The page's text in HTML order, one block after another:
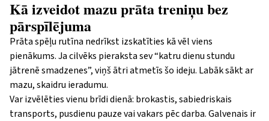
Kā izveidot mazu prāta treniņu bez
pārspīlējuma
Prāta spēļu rutīna nedrīkst izskatīties kā vēl viens
pienākums. Ja cilvēks pieraksta sev “katru dienu stundu
jātrenē smadzenes”, viņš ātri atmetīs šo ideju. Labāk sākt ar
mazu, skaidru ieradumu.
Var izvēlēties vienu brīdi dienā: brokastis, sabiedriskais
transports, pusdienu pauze vai vakars pēc darba. Galvenais ir